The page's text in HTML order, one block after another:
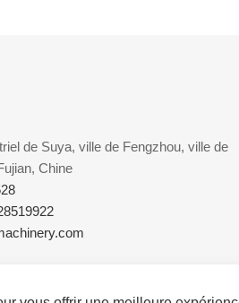
de Suya, ville de Fengzhou, ville de
Chine